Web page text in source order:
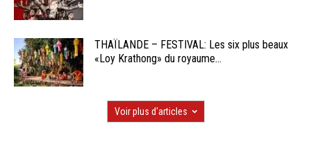
THAÏLANDE – FESTIVAL: Les six plus beaux
«Loy Krathong» du royaume...
Voir plus d'articles